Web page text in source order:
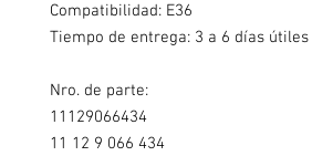
Compatibilidad: E36
Tiempo de entrega: 3 a 6 días útiles
Nro. de parte:
11129066434
11 12 9 066 434